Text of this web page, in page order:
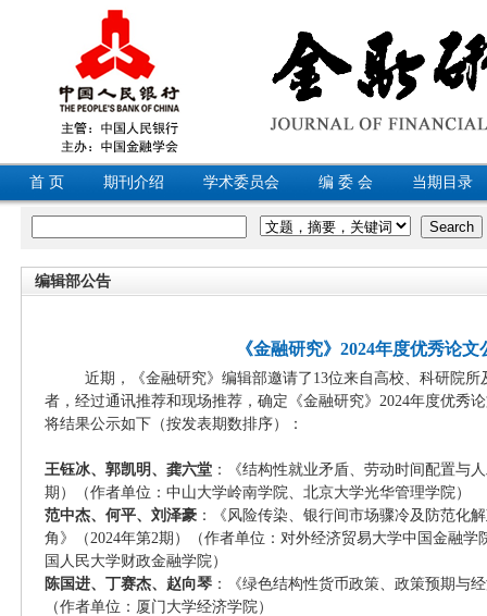
首 页 期刊介绍 学术委员会 编 委 会 当期目录
编辑部公告
《金融研究》2024年度优秀论文
近期，《金融研究》编辑部邀请了 13位来自高校、科研院
者，经过通讯推荐和现场推荐，确定《金融研究》2024年度优秀
将结果公示如下（按发表期数排序）：
王钰冰、郭凯明、龚六堂 ：《结构性就业矛盾、劳动时间配置与
期）（作者单位：中山大学岭南学院、北京大学光华管理学院）
范中杰、何平、刘泽豪 ：《风险传染、银行间市场骤冷及防范化
角》（2024年第2期）（作者单位：对外经济贸易大学中国金融
国人民大学财政金融学院）
陈国进、丁赛杰、赵向琴 ：《绿色结构性货币政策、政策预期与
（作者单位：厦门大学经济学院）